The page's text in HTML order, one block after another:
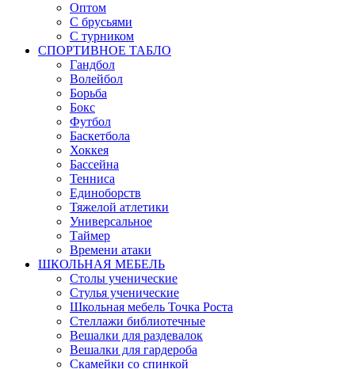
Оптом
С брусьями
С турником
СПОРТИВНОЕ ТАБЛО
Гандбол
Волейбол
Борьба
Бокс
Футбол
Баскетбола
Хоккея
Бассейна
Тенниса
Единоборств
Тяжелой атлетики
Универсальное
Таймер
Времени атаки
ШКОЛЬНАЯ МЕБЕЛЬ
Столы ученические
Стулья ученические
Школьная мебель Точка Роста
Стеллажи библиотечные
Вешалки для раздевалок
Вешалки для гардероба
Скамейки со спинкой